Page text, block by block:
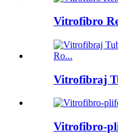
Vitrofibro
Vitrofibraj
Vitrofibro-